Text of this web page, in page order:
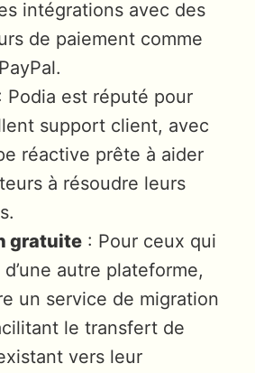
intégrations avec des
de paiement comme
Podia est réputé pour
support client, avec
réactive prête à aider
à résoudre leurs
gratuite : Pour ceux qui
autre plateforme,
un service de migration
le transfert de
vers leur